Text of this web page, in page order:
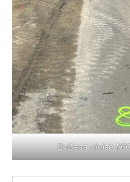
Zničená silnice I/